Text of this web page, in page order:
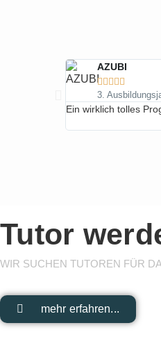
AZUBI
    
3.
Ein wirklich tolles
Tutor
WIR SUCHEN TUTOREN FÜR
mehr erfahren...